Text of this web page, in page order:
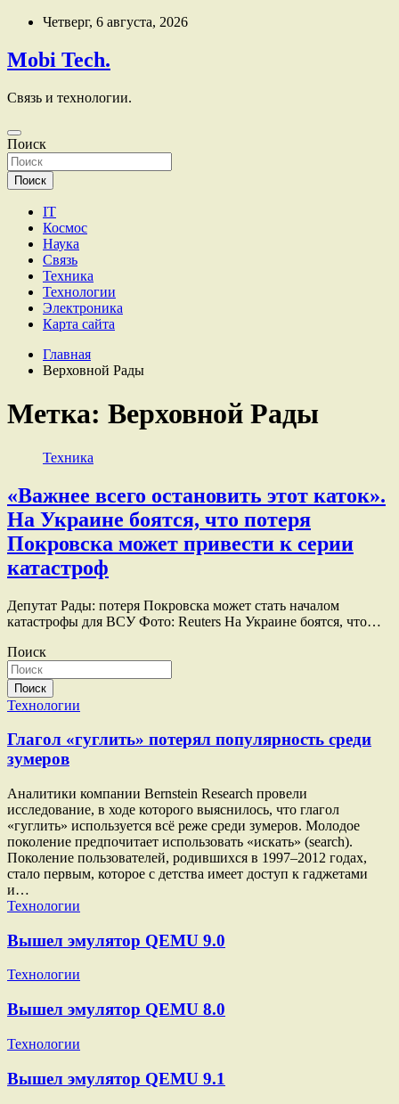
Перейти
содержимому
Четверг, 6 августа, 2026
Mobi Tech.
Связь и технологии.
Поиск
Поиск
IT
Космос
Наука
Связь
Техника
Технологии
Электроника
Карта сайта
Главная
Верховной Рады
Метка: Верховной Рады
Техника
«Важнее всего остановить этот каток».
На Украине боятся, что потеря
Покровска может привести к серии
катастроф
Депутат Рады: потеря Покровска может стать началом
катастрофы для ВСУ Фото: Reuters На Украине боятся, что…
Поиск
Поиск
Технологии
Глагол «гуглить» потерял популярность среди
зумеров
Аналитики компании Bernstein Research провели
исследование, в ходе которого выяснилось, что глагол
«гуглить» используется всё реже среди зумеров. Молодое
поколение предпочитает использовать «искать» (search).
Поколение пользователей, родившихся в 1997–2012 годах,
стало первым, которое с детства имеет доступ к гаджетами
и…
Технологии
Вышел эмулятор QEMU 9.0
Технологии
Вышел эмулятор QEMU 8.0
Технологии
Вышел эмулятор QEMU 9.1